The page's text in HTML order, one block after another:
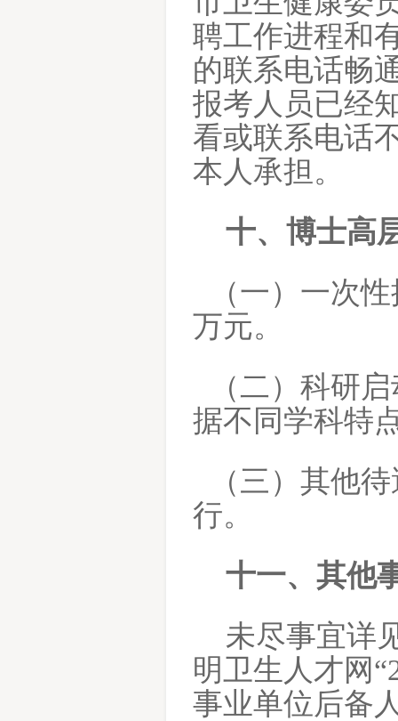
聘工作进程和
的联系电话畅
报考人员已经
看或联系电话
本人承担。
十、博士高
（一）一次
万元。
（二）科研
据不同学科特
（三）其他
行。
十一、其他
未尽事宜详
明卫生人才网
事业单位后备